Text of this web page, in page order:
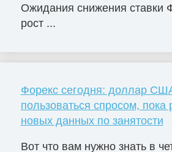
Ожидания снижения ставки
рост ...
Форекс сегодня: доллар
пользоваться спросом,
новых данных по занятости
Вот что вам нужно знать в